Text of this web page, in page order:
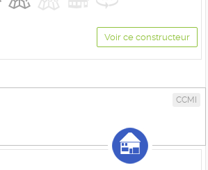
Voir ce constructeur
CCMI